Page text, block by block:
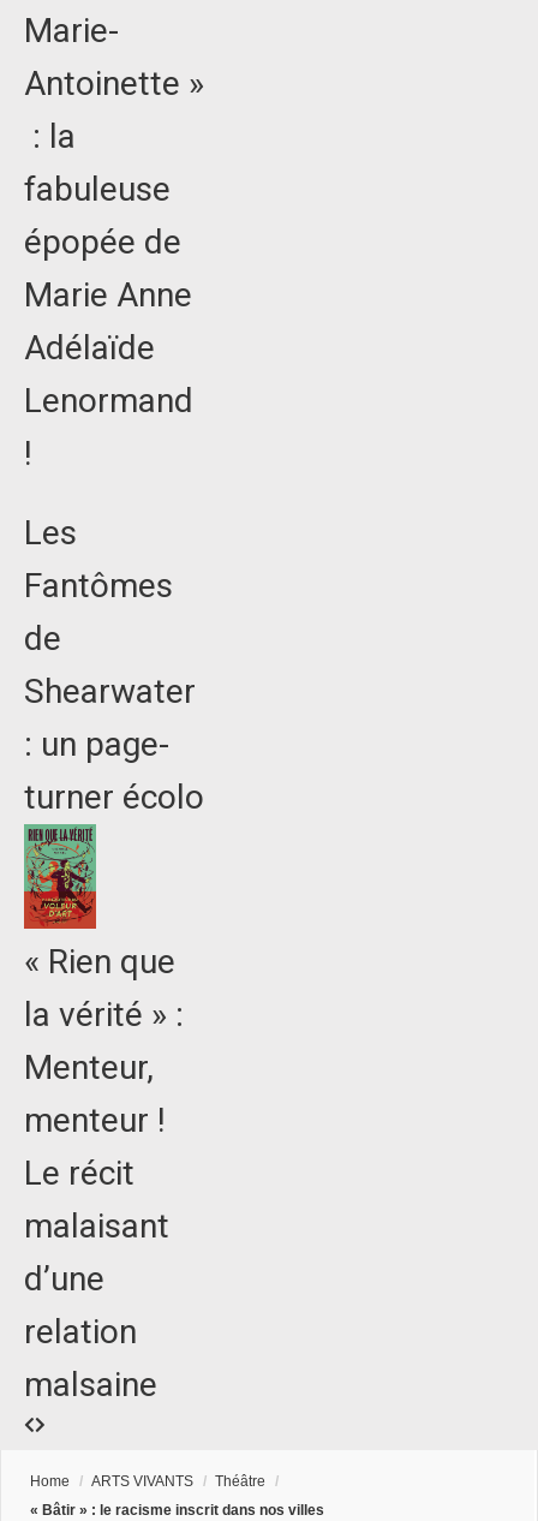
Marie-
Antoinette »
: la
fabuleuse
épopée de
Marie Anne
Adélaïde
Lenormand
!
Les
Fantômes
de
Shearwater
: un page-
turner écolo
« Rien que
la vérité » :
Menteur,
menteur !
Le récit
malaisant
d’une
relation
malsaine
Home / ARTS VIVANTS / Théâtre
/
« Bâtir » : le racisme inscrit dans nos villes